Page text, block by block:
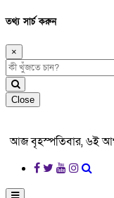
তথ্য সার্চ করুন
×
Close
আজ বৃহস্পতিবার, ৬ই